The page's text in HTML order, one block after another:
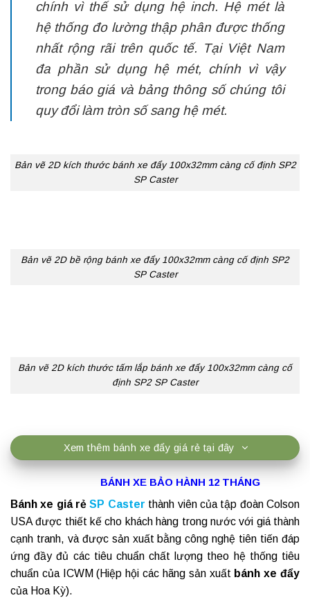
chính vì thế sử dụng hệ inch. Hệ mét là
hệ thống đo lường thập phân được thống
nhất rộng rãi trên quốc tế. Tại Việt Nam
đa phần sử dụng hệ mét, chính vì vậy
trong báo giá và bảng thông số chúng tôi
quy đổi làm tròn số sang hệ mét.
Bản vẽ 2D kích thước bánh xe đẩy 100x32mm càng cố định SP2
SP Caster
Bản vẽ 2D bề rộng bánh xe đẩy 100x32mm càng cố định SP2
SP Caster
Bản vẽ 2D kích thước tấm lắp bánh xe đẩy 100x32mm càng cố
định SP2 SP Caster
Xem thêm bánh xe đẩy giá rẻ tại đây
BÁNH XE BẢO HÀNH 12 THÁNG
Bánh xe giá rẻ SP Caster thành viên của tập đoàn Colson
USA được thiết kế cho khách hàng trong nước với giá thành
cạnh tranh, và được sản xuất bằng công nghệ tiên tiến đáp
ứng đầy đủ các tiêu chuẩn chất lượng theo hệ thống tiêu
chuẩn của ICWM (Hiệp hội các hãng sản xuất bánh xe đẩy
của Hoa Kỳ).